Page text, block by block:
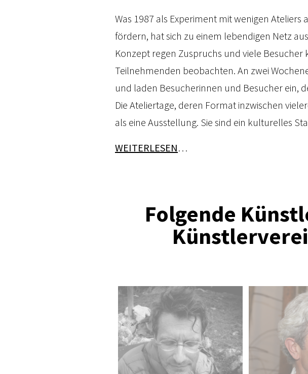
Was 1987 als Experiment mit wenigen
fördern, hat sich zu einem lebendigen Netz
Konzept regen Zuspruchs und viele
Teilnehmenden beobachten. An zwei
und laden Besucherinnen und Besucher ein,
Die Ateliertage, deren Format inzwischen
als eine Ausstellung. Sie sind ein kulturelles
WEITERLESEN…
Folgende